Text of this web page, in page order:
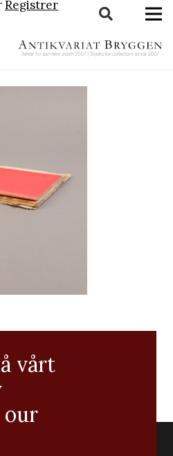
Registrer
vårt
our